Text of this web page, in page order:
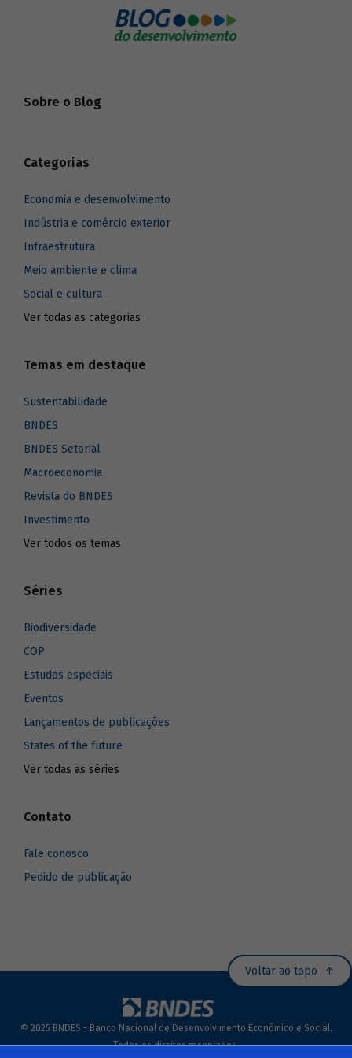
Sobre o Blog
Categorias
Economia e desenvolvimento
Indústria e comércio exterior
Infraestrutura
Meio ambiente e clima
Social e cultura
Ver todas as categorias
Temas em destaque
Sustentabilidade
BNDES
BNDES Setorial
Macroeconomia
Revista do BNDES
Investimento
Ver todos os temas
Séries
Biodiversidade
COP
Estudos especiais
Eventos
Lançamentos de publicações
States of the future
Ver todas as séries
Contato
Fale conosco
Pedido de publicação
Voltar ao topo
© 2025 BNDES - Banco Nacional de Desenvolvimento Econômico e Social.
Todos os direitos reservados.